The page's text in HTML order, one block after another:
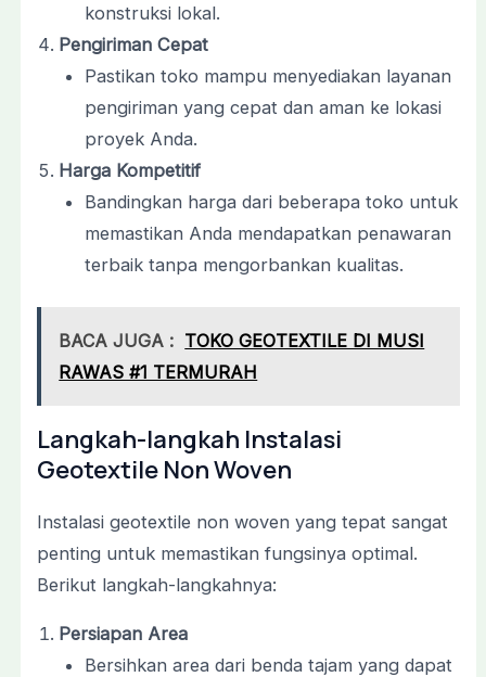
konstruksi lokal.
Pengiriman Cepat
Pastikan toko mampu menyediakan layanan
pengiriman yang cepat dan aman ke lokasi
proyek Anda.
Harga Kompetitif
Bandingkan harga dari beberapa toko untuk
memastikan Anda mendapatkan penawaran
terbaik tanpa mengorbankan kualitas.
BACA JUGA : TOKO GEOTEXTILE DI MUSI
RAWAS #1 TERMURAH
Langkah-langkah Instalasi
Geotextile Non Woven
Instalasi geotextile non woven yang tepat sangat
penting untuk memastikan fungsinya optimal.
Berikut langkah-langkahnya:
Persiapan Area
Bersihkan area dari benda tajam yang dapat